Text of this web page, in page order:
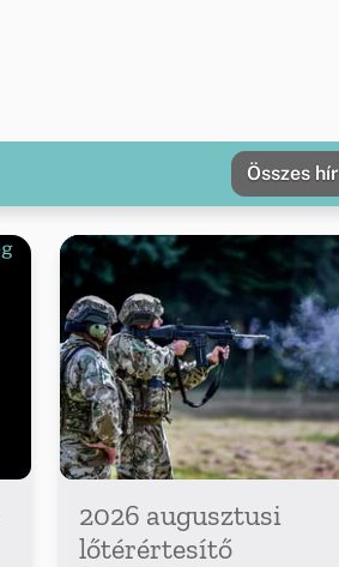
Összes hír
2026 augusztusi
lőtérértesítő